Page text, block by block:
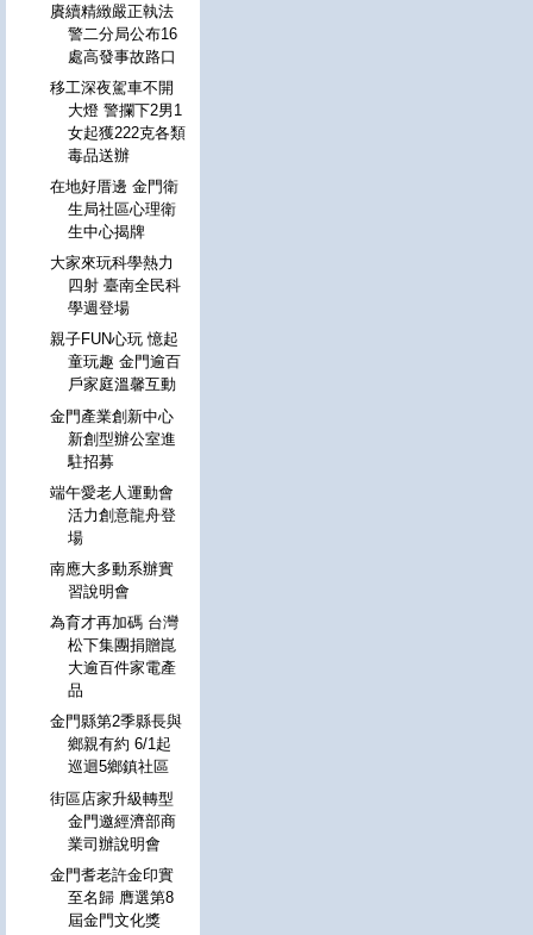
賡續精緻嚴正執法
警二分局公布16
處高發事故路口
移工深夜駕車不開
大燈 警攔下2男1
女起獲222克各類
毒品送辦
在地好厝邊 金門衛
生局社區心理衛
生中心揭牌
大家來玩科學熱力
四射 臺南全民科
學週登場
親子FUN心玩 憶起
童玩趣 金門逾百
戶家庭溫馨互動
金門產業創新中心
新創型辦公室進
駐招募
端午愛老人運動會
活力創意龍舟登
場
南應大多動系辦實
習說明會
為育才再加碼 台灣
松下集團捐贈崑
大逾百件家電產
品
金門縣第2季縣長與
鄉親有約 6/1起
巡迴5鄉鎮社區
街區店家升級轉型
金門邀經濟部商
業司辦說明會
金門耆老許金印實
至名歸 膺選第8
屆金門文化獎